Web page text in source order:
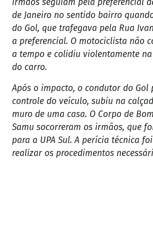
irmãos seguiam pela preferencial
de Janeiro no sentido bairro
do Gol, que trafegava pela Rua
a preferencial. O motociclista não
a tempo e colidiu violentamente
do carro.
Após o impacto, o condutor do Gol
controle do veículo, subiu na
muro de uma casa. O Corpo de
Samu socorreram os irmãos, que
para a UPA Sul. A perícia técnica
realizar os procedimentos